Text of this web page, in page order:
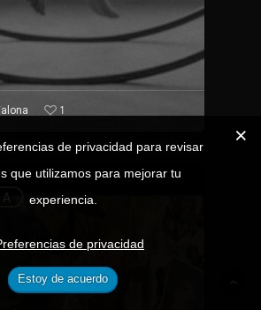
1
de privacidad para revisar
que utilizamos para mejorar tu
experiencia.
de privacidad
Estoy de acuerdo